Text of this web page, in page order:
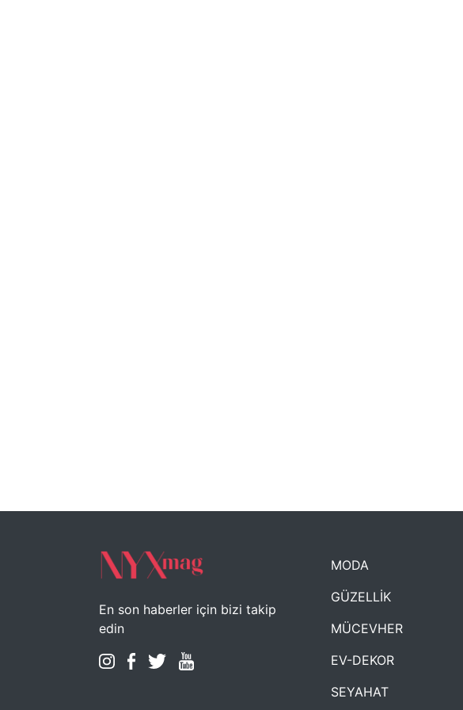
En son haberler için bizi takip
edin
MODA
GÜZELLİK
MÜCEVHER
EV-DEKOR
SEYAHAT